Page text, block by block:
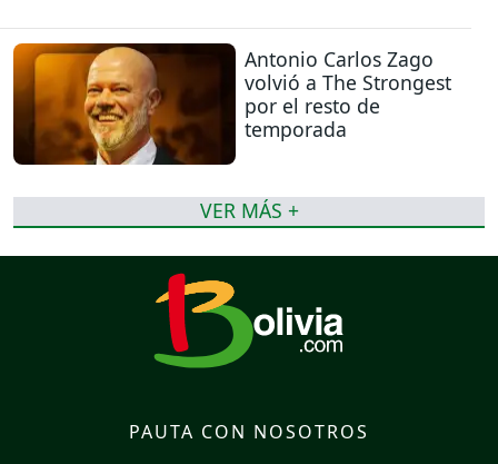
Antonio Carlos Zago
volvió a The Strongest
por el resto de
temporada
VER MÁS +
PAUTA CON NOSOTROS